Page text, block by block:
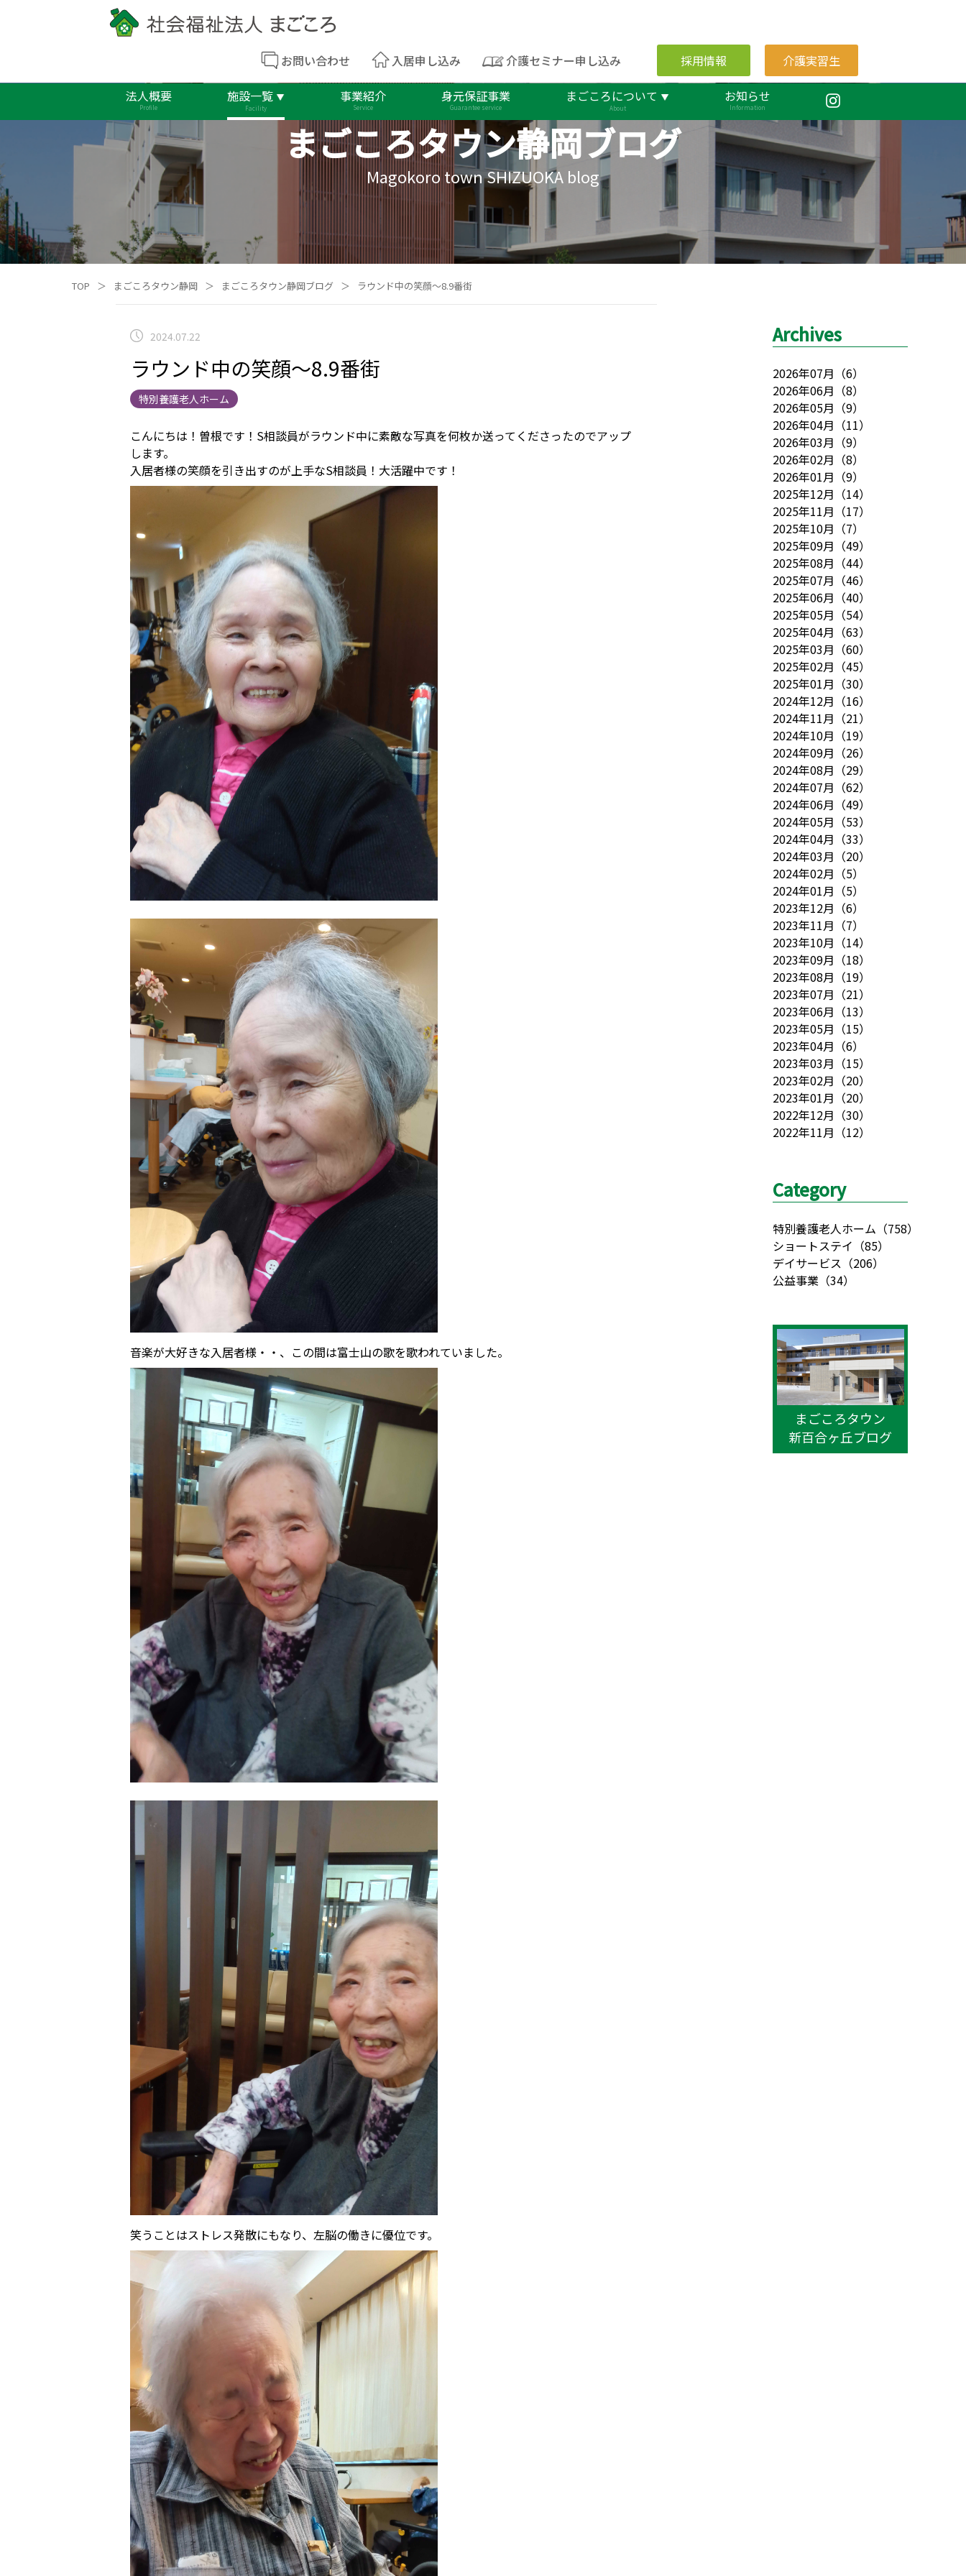
お問い合わせ 入居申し込み 介護セミナー申し込み 採用情報 介護実習生
法人概要
Profile
施設一覧
Facility
事業紹介
Service
身元保証事業
Guarantee service
まごころについて
About
お知らせ
Information
まごころタウン静岡ブログ
Magokoro town SHIZUOKA blog
TOP ＞ まごころタウン静岡 ＞ まごころタウン静岡ブログ ＞ ラウンド中の笑顔～8.9番街
2024.07.22
ラウンド中の笑顔～8.9番街
特別養護老人ホーム
こんにちは！曽根です！S相談員がラウンド中に素敵な写真を何枚か送ってくださったのでアップ
します。
入居者様の笑顔を引き出すのが上手なS相談員！大活躍中です！
音楽が大好きな入居者様・・、この間は富士山の歌を歌われていました。
笑うことはストレス発散にもなり、左脳の働きに優位です。
Archives
2026年07月 （6）
2026年06月 （8）
2026年05月 （9）
2026年04月 （11）
2026年03月 （9）
2026年02月 （8）
2026年01月 （9）
2025年12月 （14）
2025年11月 （17）
2025年10月 （7）
2025年09月 （49）
2025年08月 （44）
2025年07月 （46）
2025年06月 （40）
2025年05月 （54）
2025年04月 （63）
2025年03月 （60）
2025年02月 （45）
2025年01月 （30）
2024年12月 （16）
2024年11月 （21）
2024年10月 （19）
2024年09月 （26）
2024年08月 （29）
2024年07月 （62）
2024年06月 （49）
2024年05月 （53）
2024年04月 （33）
2024年03月 （20）
2024年02月 （5）
2024年01月 （5）
2023年12月 （6）
2023年11月 （7）
2023年10月 （14）
2023年09月 （18）
2023年08月 （19）
2023年07月 （21）
2023年06月 （13）
2023年05月 （15）
2023年04月 （6）
2023年03月 （15）
2023年02月 （20）
2023年01月 （20）
2022年12月 （30）
2022年11月 （12）
Category
特別養護老人ホーム （758）
ショートステイ （85）
デイサービス （206）
公益事業 （34）
まごころタウン
新百合ヶ丘ブログ